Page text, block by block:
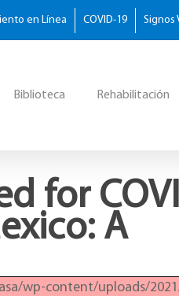
en Línea COVID-19 Signos
Biblioteca Rehabilitación
for
A
wp-content/uploads/